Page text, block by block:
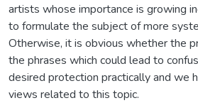
artists whose importance is growing
to formulate the subject of more
Otherwise, it is obvious whether the
the phrases which could lead to
desired protection practically and we
views related to this topic.